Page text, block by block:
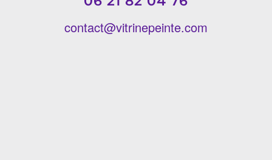
contact@vitrinepeinte.com